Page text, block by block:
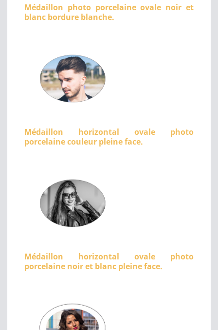
Médaillon photo porcelaine ovale noir et
blanc bordure blanche.
Médaillon horizontal ovale photo
porcelaine couleur pleine face.
Médaillon horizontal ovale photo
porcelaine noir et blanc pleine face.